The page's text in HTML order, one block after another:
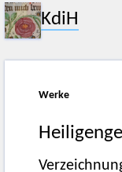
KdiH
Werke